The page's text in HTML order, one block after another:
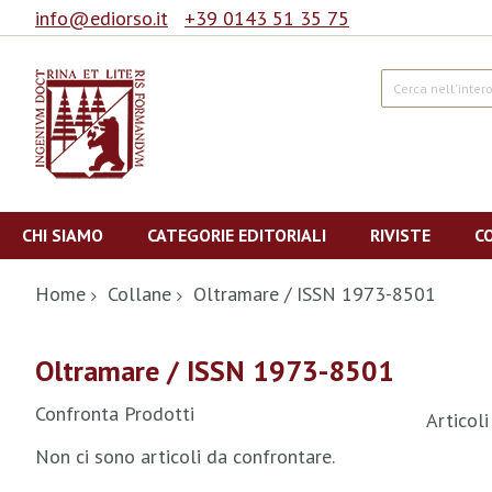
info@ediorso.it +39 0143 51 35 75
Cerca
al
contenuto
CHI SIAMO CATEGORIE EDITORIALI RIVISTE
Home Collane Oltramare / ISSN 1973-8501
Oltramare / ISSN 1973-8501
Confronta Prodotti
Non ci sono articoli da confrontare.